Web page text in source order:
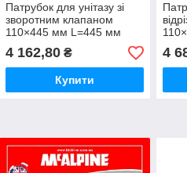
Патрубок для унітазу зі
зворотним клапаном
110×445 мм L=445 мм
Sanit 58.213.01..0000
4 162,80₴
Купити
4